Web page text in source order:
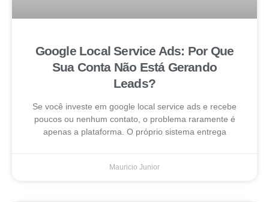
Google Local Service Ads: Por Que
Sua Conta Não Está Gerando
Leads?
Se você investe em google local service ads e recebe
poucos ou nenhum contato, o problema raramente é
apenas a plataforma. O próprio sistema entrega
Mauricio Junior